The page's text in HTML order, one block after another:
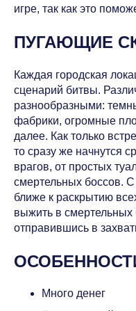
игре, так как это
ПУГАЮЩИЕ
Каждая городская
сценарий битвы.
разнообразными:
фабрики, огромные
далее. Как только
то сразу же начнутся
врагов, от простых
смертельных боссов.
ближе к раскрытию
выжить в смертельных
отправившись в
Много денег